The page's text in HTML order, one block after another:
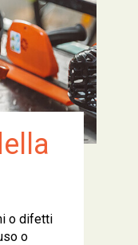
o difetti
o